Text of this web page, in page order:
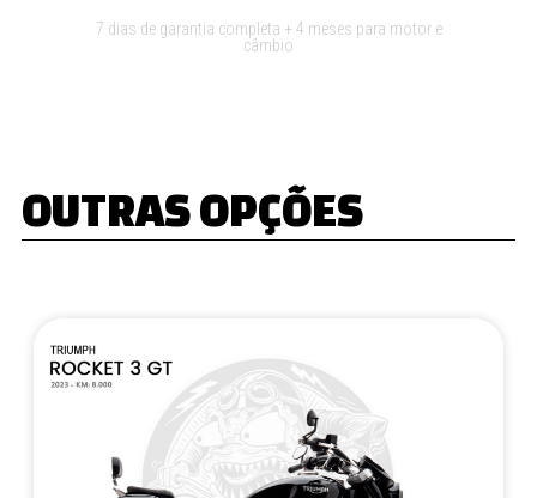
7 dias de garantia completa + 4 meses para motor e
câmbio
OUTRAS OPÇÕES